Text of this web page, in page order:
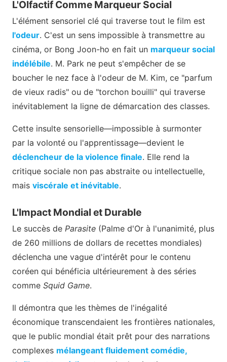
L'Olfactif Comme Marqueur Social
L'élément sensoriel clé qui traverse tout le film est
l'odeur. C'est un sens impossible à transmettre au
cinéma, or Bong Joon-ho en fait un marqueur social
indélébile. M. Park ne peut s'empêcher de se
boucher le nez face à l'odeur de M. Kim, ce "parfum
de vieux radis" ou de "torchon bouilli" qui traverse
inévitablement la ligne de démarcation des classes.
Cette insulte sensorielle—impossible à surmonter
par la volonté ou l'apprentissage—devient le
déclencheur de la violence finale. Elle rend la
critique sociale non pas abstraite ou intellectuelle,
mais viscérale et inévitable.
L'Impact Mondial et Durable
Le succès de Parasite (Palme d'Or à l'unanimité, plus
de 260 millions de dollars de recettes mondiales)
déclencha une vague d'intérêt pour le contenu
coréen qui bénéficia ultérieurement à des séries
comme Squid Game.
Il démontra que les thèmes de l'inégalité
économique transcendaient les frontières nationales,
que le public mondial était prêt pour des narrations
complexes mélangeant fluidement comédie,